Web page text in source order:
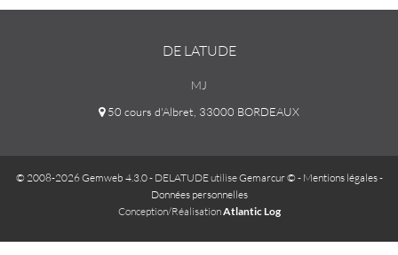
DE LATUDE
MJ
50 cours d'Albret, 33000 BORDEAUX
© 2008-2026 Gemweb 4.3.0- DELATUDE utiliseGemarcur © - Mentions légales-
Données personnelles
Conception/RéalisationAtlantic Log